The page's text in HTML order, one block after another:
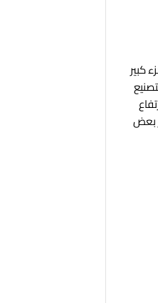
كبير
بعض